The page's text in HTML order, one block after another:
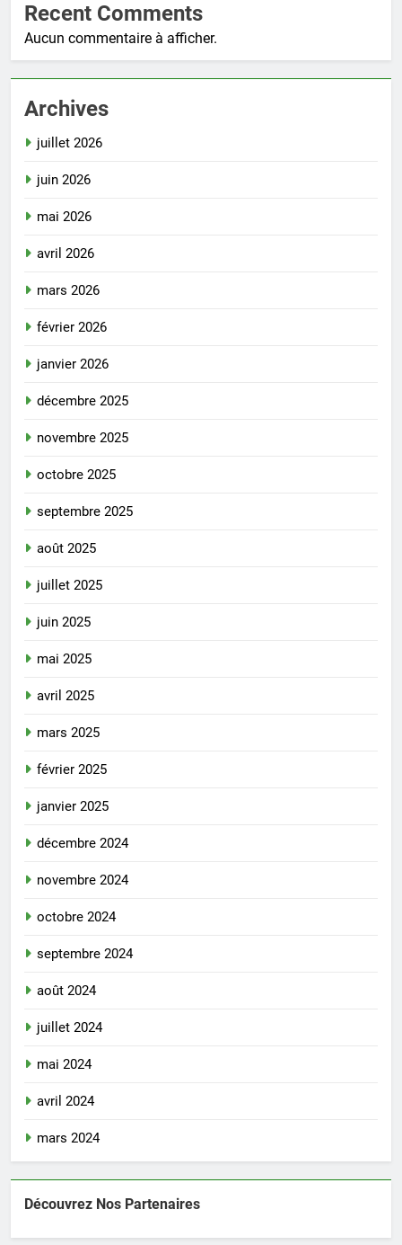
Recent Comments
Aucun commentaire à afficher.
Archives
juillet 2026
juin 2026
mai 2026
avril 2026
mars 2026
février 2026
janvier 2026
décembre 2025
novembre 2025
octobre 2025
septembre 2025
août 2025
juillet 2025
juin 2025
mai 2025
avril 2025
mars 2025
février 2025
janvier 2025
décembre 2024
novembre 2024
octobre 2024
septembre 2024
août 2024
juillet 2024
mai 2024
avril 2024
mars 2024
Découvrez Nos Partenaires